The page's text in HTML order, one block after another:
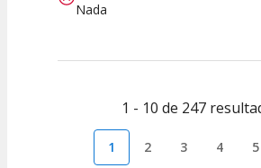
Nada
1 - 10 de 247
1 2 3 4 5